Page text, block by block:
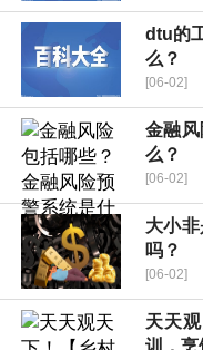
dtu的
么？
[06-02]
金融
么？
[06-02]
大小
吗？
[06-02]
天天